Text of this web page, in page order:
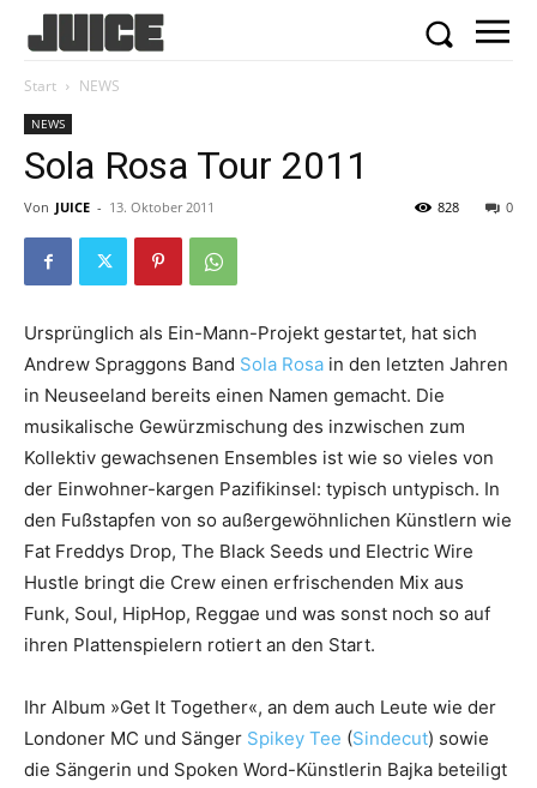
Start NEWS
NEWS
Von JUICE - 13. Oktober 2011 0
828
Ursprünglich als Ein-Mann-Projekt gestartet, hat sich
Andrew Spraggons Band Sola Rosa in den letzten Jahren
in Neuseeland bereits einen Namen gemacht. Die
musikalische Gewürzmischung des inzwischen zum
Kollektiv gewachsenen Ensembles ist wie so vieles von
der Einwohner-kargen Pazifikinsel: typisch untypisch. In
den Fußstapfen von so außergewöhnlichen Künstlern wie
Fat Freddys Drop, The Black Seeds und Electric Wire
Hustle bringt die Crew einen erfrischenden Mix aus
Funk, Soul, HipHop, Reggae und was sonst noch so auf
ihren Plattenspielern rotiert an den Start.
Ihr Album »Get It Together«, an dem auch Leute wie der
Londoner MC und Sänger Spikey Tee (Sindecut) sowie
die Sängerin und Spoken Word-Künstlerin Bajka beteiligt